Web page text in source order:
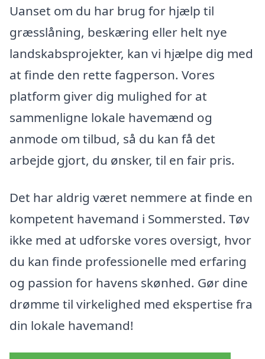
Uanset om du har brug for hjælp til
græsslåning, beskæring eller helt nye
landskabsprojekter, kan vi hjælpe dig med
at finde den rette fagperson. Vores
platform giver dig mulighed for at
sammenligne lokale havemænd og
anmode om tilbud, så du kan få det
arbejde gjort, du ønsker, til en fair pris.
Det har aldrig været nemmere at finde en
kompetent havemand i Sommersted. Tøv
ikke med at udforske vores oversigt, hvor
du kan finde professionelle med erfaring
og passion for havens skønhed. Gør dine
drømme til virkelighed med ekspertise fra
din lokale havemand!